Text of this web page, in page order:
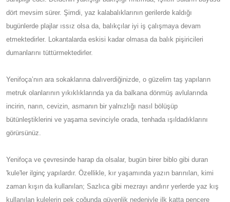
dört mevsim sürer. Şimdi, yaz kalabalıklarının gerilerde kaldığı
bugünlerde plajlar ıssız olsa da, balıkçılar iyi iş çalışmaya devam
etmektedirler. Lokantalarda eskisi kadar olmasa da balık pişiricileri
dumanlarını tüttürmektedirler.
Yenifoça’nın ara sokaklarına dalıverdiğinizde, o güzelim taş yapıların
metruk olanlarının yıkıklıklarında ya da balkana dönmüş avlularında
incirin, narın, cevizin, asmanın bir yalnızlığı nasıl bölüşüp
bütünleştiklerini ve yaşama sevinciyle orada, tenhada ışıldadıklarını
görürsünüz.
Yenifoça ve çevresinde harap da olsalar, bugün birer biblo gibi duran
'kule'ler ilginç yapılardır. Özellikle, kır yaşamında yazın barınılan, kimi
zaman kışın da kullanılan; Sazlıca gibi mezrayı andırır yerlerde yaz kış
kullanılan kulelerin pek çoğunda güvenlik nedeniyle ilk katta pencere